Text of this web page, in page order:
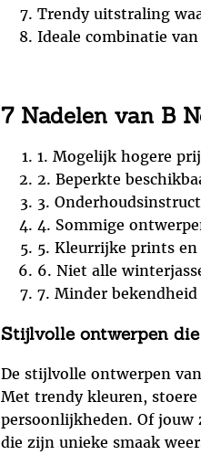
Trendy uitstraling
Ideale combinatie
7 Nadelen van B
1. Mogelijk hogere
2. Beperkte
3.
4. Sommige
5. Kleurrijke prints
6. Niet alle
7. Minder
Stijlvolle ontwerpen
De stijlvolle ontwerpen
Met trendy kleuren,
persoonlijkheden. Of
die zijn unieke smaak